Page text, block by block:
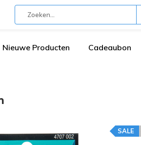
Nieuwe Producten Cadeaubon
SALE